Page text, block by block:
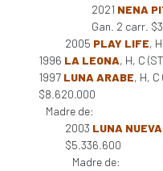
2021 NENA
Gan. 2 carr.
2005 PLAY LIFE,
1996 LA LEONA, H, C
1997 LUNA ARABE, H, C
$8.620.000
Madre de:
2003 LUNA NUEVA
$5.336.600
Madre de: